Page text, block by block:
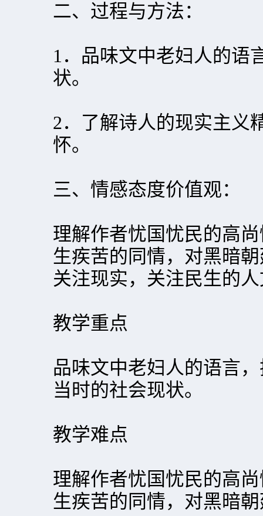
二、过程与方法：
1．品味文中老妇人的语
状。
2．了解诗人的现实主义
怀。
三、情感态度价值观：
理解作者忧国忧民的高
生疾苦的同情，对黑暗
关注现实，关注民生的
教学重点
品味文中老妇人的语言
当时的社会现状。
教学难点
理解作者忧国忧民的高
生疾苦的同情，对黑暗